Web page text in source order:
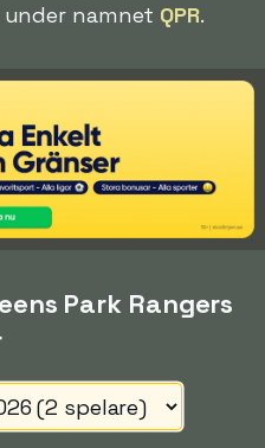
namnet QPR.
Park Rangers